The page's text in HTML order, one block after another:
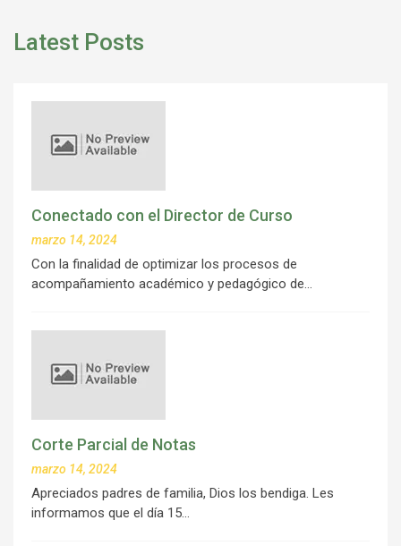
Latest Posts
Conectado con el Director de Curso
marzo 14, 2024
Con la finalidad de optimizar los procesos de
acompañamiento académico y pedagógico de…
Corte Parcial de Notas
marzo 14, 2024
Apreciados padres de familia, Dios los bendiga. Les
informamos que el día 15…